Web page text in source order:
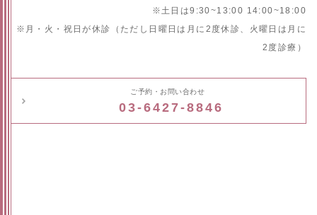
※土日は9:30~13:00 14:00~18:00
※月・火・祝日が休診（ただし日曜日は月に2度休診、火曜日は月に
2度診療）
ご予約・お問い合わせ
03-6427-8846